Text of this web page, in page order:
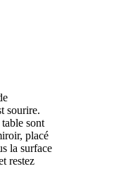
sourire.
sont
placé
la surface
restez